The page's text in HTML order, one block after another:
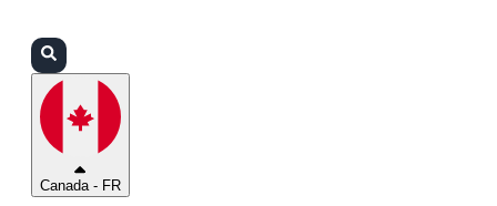
Canada - FR